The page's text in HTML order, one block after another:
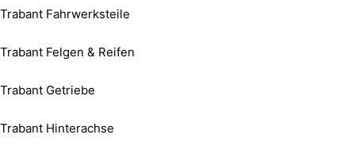
Trabant Fahrwerksteile
Trabant Felgen & Reifen
Trabant Getriebe
Trabant Hinterachse